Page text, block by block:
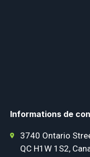
Informations de
3740 Ontario
QC H1W 1S2,